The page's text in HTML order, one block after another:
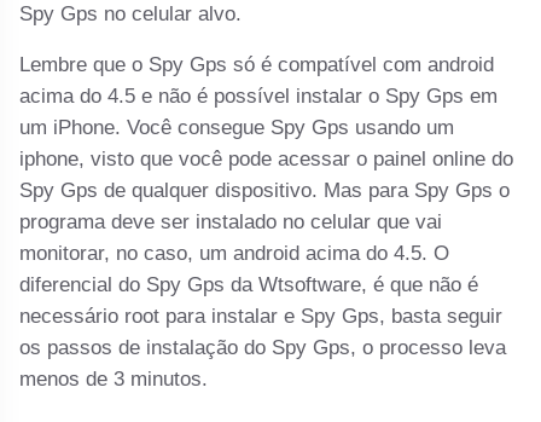
Spy Gps no celular alvo.
Lembre que o Spy Gps só é compatível com android
acima do 4.5 e não é possível instalar o Spy Gps em
um iPhone. Você consegue Spy Gps usando um
iphone, visto que você pode acessar o painel online do
Spy Gps de qualquer dispositivo. Mas para Spy Gps o
programa deve ser instalado no celular que vai
monitorar, no caso, um android acima do 4.5. O
diferencial do Spy Gps da Wtsoftware, é que não é
necessário root para instalar e Spy Gps, basta seguir
os passos de instalação do Spy Gps, o processo leva
menos de 3 minutos.